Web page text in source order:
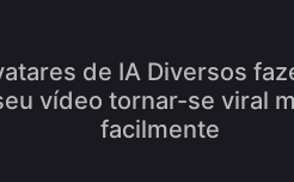
de IA Diversos
vídeo tornar-se viral
facilmente